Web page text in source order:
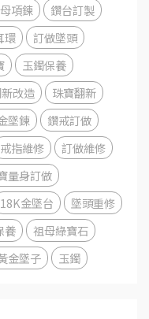
項鍊
鑽台訂製
環
訂做墜頭
玉鐲保養
改造
珠寶翻新
墜鍊
鑽戒訂做
戒指維修
訂做維修
量身訂做
18K金墜台
墜頭重修
養
祖母綠寶石
金墜子 玉鐲